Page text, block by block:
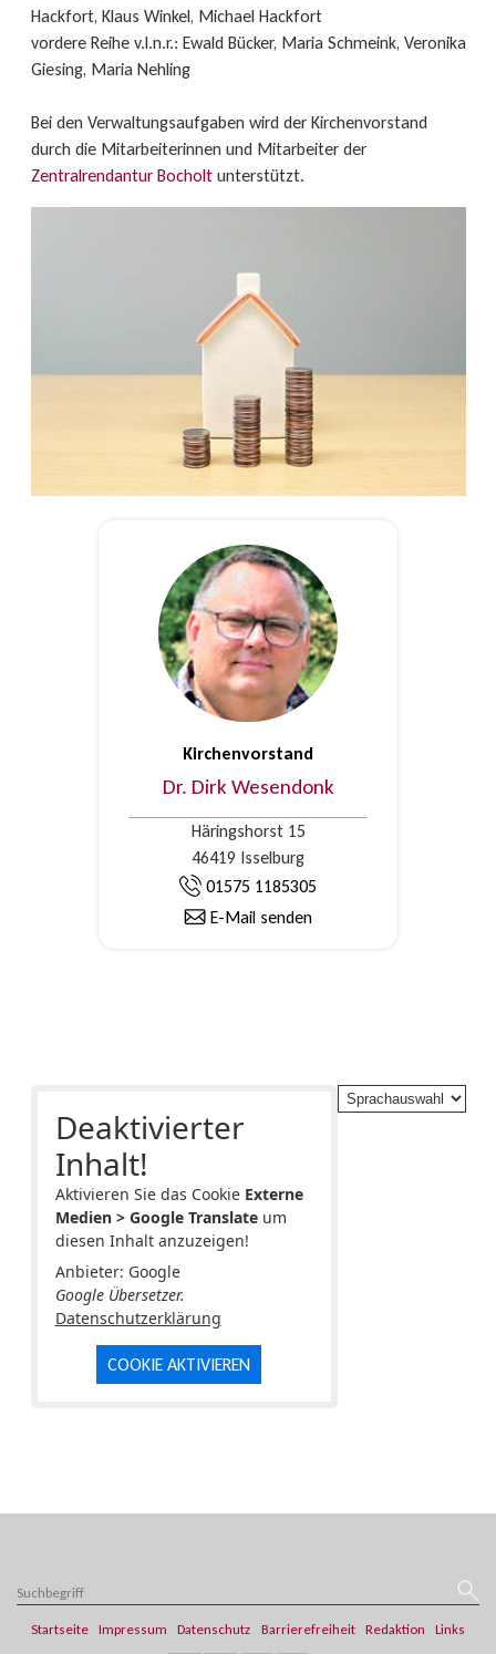
Hackfort, Klaus Winkel, Michael Hackfort
vordere Reihe v.l.n.r.: Ewald Bücker, Maria Schmeink, Veronika
Giesing, Maria Nehling
Bei den Verwaltungsaufgaben wird der Kirchenvorstand
durch die Mitarbeiterinnen und Mitarbeiter der
Zentralrendantur Bocholtunterstützt.
Kirchenvorstand
Dr. Dirk Wesendonk
Häringshorst 15
46419 Isselburg
01575 1185305
E-Mail senden
Deaktivierter
Inhalt!
Aktivieren Sie das Cookie Externe
Medien > Google Translateum
diesen Inhalt anzuzeigen!
Anbieter: Google
Google Übersetzer.
Datenschutzerklärung
COOKIE AKTIVIEREN
Startseite Impressum Datenschutz Barrierefreiheit Redaktion Links